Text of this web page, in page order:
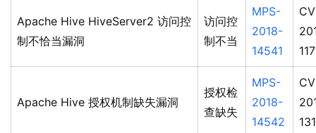
Apache Hive HiveServer2 访问控
制不恰当漏洞
访问控
制不当
MPS-
2018-
14541
Apache Hive 授权机制缺失漏洞
授权检
查缺失
MPS-
2018-
14542